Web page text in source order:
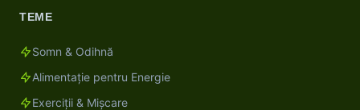
TEME
Somn & Odihnă
Alimentație pentru Energie
Exerciții & Mișcare